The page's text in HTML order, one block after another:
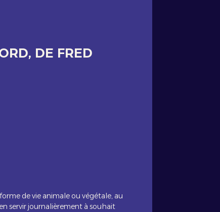
DE FRED
de vie animale ou végétale, au
servir journalièrement à souhait